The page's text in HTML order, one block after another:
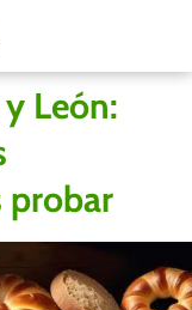
León:
probar